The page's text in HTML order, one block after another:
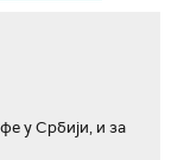
у Србији, и за